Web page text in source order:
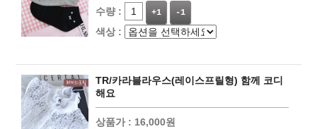
수량 :
+1 -1
색상 :
TR/카라블라우스(레이스프릴형) 함께 코디
해요
상품가 : 16,000원